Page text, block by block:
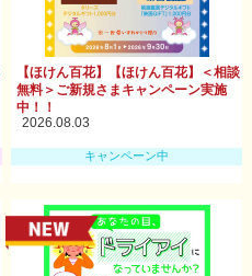
【ほけん百花】【ほけん百花】＜相談
無料＞ご新規さまキャンペーン実施
中！！
2026.08.03
キャンペーン中